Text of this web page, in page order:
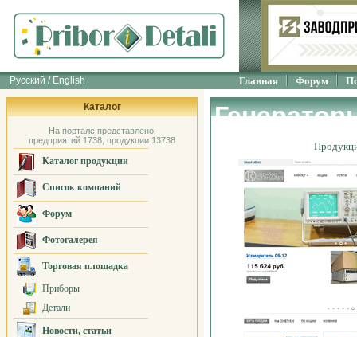
Русский / English Главная Форум
Каталог
На портале представлено:
предприятий 1738, продукции 13738
Каталог продукции
Список компаний
Форум
Фотогалерея
Торговая площадка
Приборы
Детали
Новости, статьи